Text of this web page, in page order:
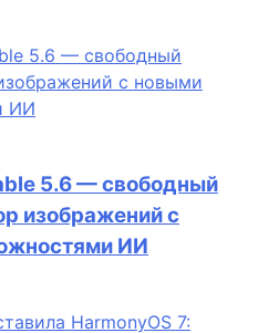
5.6 — свободный
изображений с
ИИ